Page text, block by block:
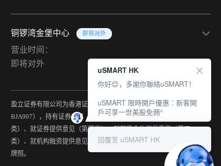
铜锣湾金堡中心 即将对外
营业时间：
即将对外
盈立证券有限公司为香港证监会持牌法团（中央编号：
BJA907），持有证券交易（第一类）、期货合约交易（第二
类）、就证券提供意见（第四类）、就期货合约提供意见（第五
类）、就机构融资提供意见（第六类）及提供资产管理（第九类）
牌照。
uSMART HK
你好😊，多謝你聯絡uSMART！
uSMART 限時開戶優惠︰新客開
戶可享一世美股免佣^
回覆至 uSMART HK